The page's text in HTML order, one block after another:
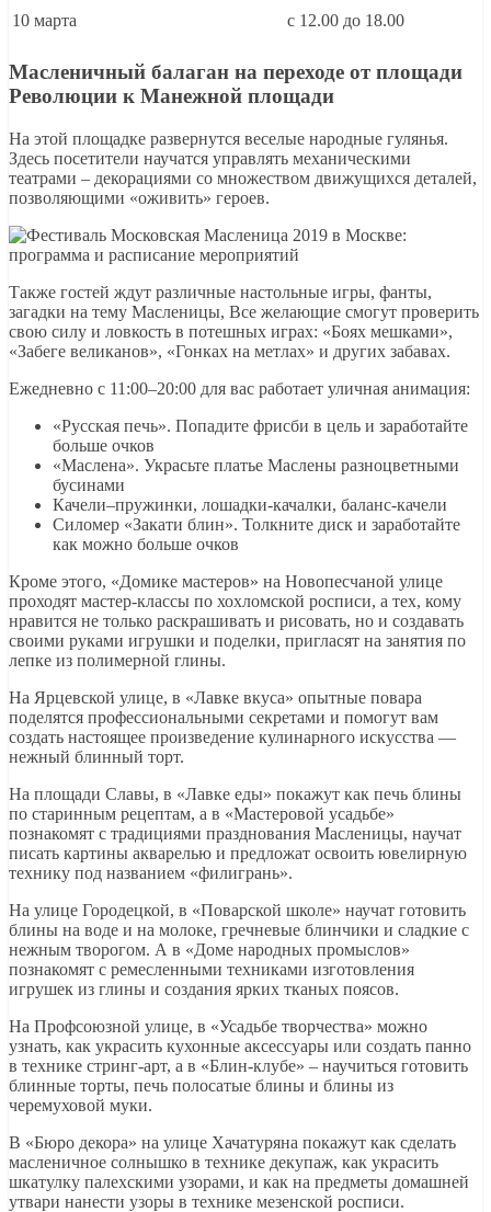
10 марта
с 12.00 до 18.00
Масленичный балаган на переходе от площади
Революции к Манежной площади
На этой площадке развернутся веселые народные гулянья.
Здесь посетители научатся управлять механическими
театрами – декорациями со множеством движущихся деталей,
позволяющими «оживить» героев.
Также гостей ждут различные настольные игры, фанты,
загадки на тему Масленицы, Все желающие смогут проверить
свою силу и ловкость в потешных играх: «Боях мешками»,
«Забеге великанов», «Гонках на метлах» и других забавах.
Ежедневно с 11:00–20:00 для вас работает уличная анимация:
«Русская печь». Попадите фрисби в цель и заработайте
больше очков
«Маслена». Украсьте платье Маслены разноцветными
бусинами
Качели–пружинки, лошадки-качалки, баланс-качели
Силомер «Закати блин». Толкните диск и заработайте
как можно больше очков
Кроме этого, «Домике мастеров» на Новопесчаной улице
проходят мастер-классы по хохломской росписи, а тех, кому
нравится не только раскрашивать и рисовать, но и создавать
своими руками игрушки и поделки, пригласят на занятия по
лепке из полимерной глины.
На Ярцевской улице, в «Лавке вкуса» опытные повара
поделятся профессиональными секретами и помогут вам
создать настоящее произведение кулинарного искусства —
нежный блинный торт.
На площади Славы, в «Лавке еды» покажут как печь блины
по старинным рецептам, а в «Мастеровой усадьбе»
познакомят с традициями празднования Масленицы, научат
писать картины акварелью и предложат освоить ювелирную
технику под названием «филигрань».
На улице Городецкой, в «Поварской школе» научат готовить
блины на воде и на молоке, гречневые блинчики и сладкие с
нежным творогом. А в «Доме народных промыслов»
познакомят с ремесленными техниками изготовления
игрушек из глины и создания ярких тканых поясов.
На Профсоюзной улице, в «Усадьбе творчества» можно
узнать, как украсить кухонные аксессуары или создать панно
в технике стринг-арт, а в «Блин-клубе» – научиться готовить
блинные торты, печь полосатые блины и блины из
черемуховой муки.
В «Бюро декора» на улице Хачатуряна покажут как сделать
масленичное солнышко в технике декупаж, как украсить
шкатулку палехскими узорами, и как на предметы домашней
утвари нанести узоры в технике мезенской росписи.